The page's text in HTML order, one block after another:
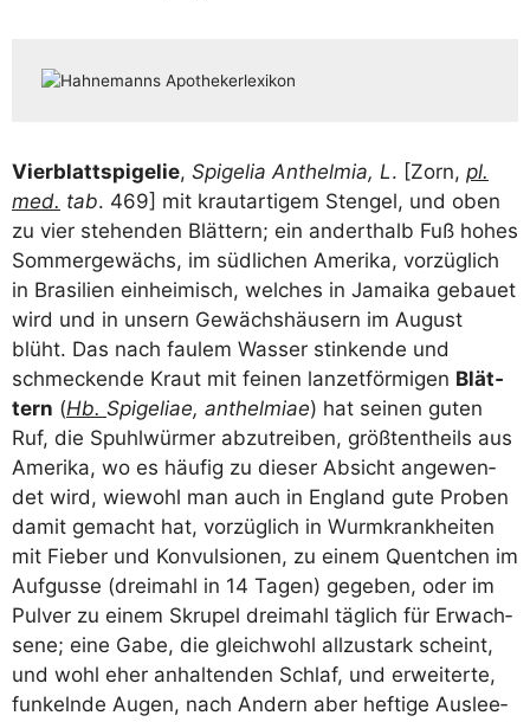
Vier­blatt­spi­ge­lie, Spi­ge­lia Ant­hel­mia, L. [Zorn, pl.
med. tab. 469] mit kraut­ar­ti­gem Sten­gel, und oben
zu vier ste­hen­den Blät­tern; ein andert­halb Fuß hohes
Som­mer­ge­wächs, im süd­li­chen Ame­ri­ka, vor­züg­lich
in Bra­si­li­en ein­hei­misch, wel­ches in Jamai­ka gebau­et
wird und in unsern Gewächs­häu­sern im August
blüht. Das nach fau­lem Was­ser stin­ken­de und
schme­cken­de Kraut mit fei­nen lan­zet­för­mi­gen Blät­
tern (Hb. Spi­ge­liae, ant­hel­miae) hat sei­nen guten
Ruf, die Spuhl­wür­mer abzu­trei­ben, größ­tent­heils aus
Ame­ri­ka, wo es häu­fig zu die­ser Absicht ange­wen­
det wird, wie­wohl man auch in Eng­land gute Pro­ben
damit gemacht hat, vor­züg­lich in Wurm­krank­hei­ten
mit Fie­ber und Kon­vul­sio­nen, zu einem Quent­chen im
Auf­gus­se (drei­mahl in 14 Tagen) gege­ben, oder im
Pul­ver zu einem Skru­pel drei­mahl täg­lich für Erwach­
se­ne; eine Gabe, die gleich­wohl all­zu­stark scheint,
und wohl eher anhal­ten­den Schlaf, und erwei­ter­te,
fun­keln­de Augen, nach Andern aber hef­ti­ge Aus­lee­